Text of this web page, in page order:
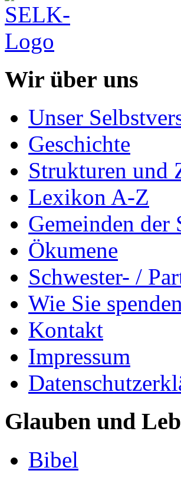
Wir über uns
Unser
Geschichte
Strukturen und
Lexikon A-Z
Gemeinden der
Ökumene
Schwester- /
Wie Sie
Kontakt
Impressum
Glauben und
Bibel